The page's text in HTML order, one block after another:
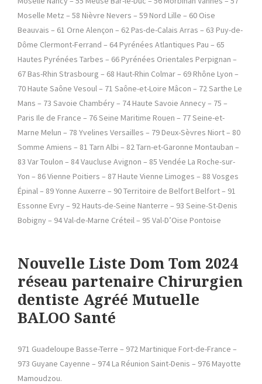
Moselle Metz – 58 Nièvre Nevers – 59 Nord Lille – 60 Oise
Beauvais – 61 Orne Alençon – 62 Pas-de-Calais Arras – 63 Puy-de-
Dôme Clermont-Ferrand – 64 Pyrénées Atlantiques Pau – 65
Hautes Pyrénées Tarbes – 66 Pyrénées Orientales Perpignan –
67 Bas-Rhin Strasbourg – 68 Haut-Rhin Colmar – 69 Rhône Lyon –
70 Haute Saône Vesoul – 71 Saône-et-Loire Mâcon – 72 Sarthe Le
Mans – 73 Savoie Chambéry – 74 Haute Savoie Annecy – 75 –
Paris Ile de France – 76 Seine Maritime Rouen – 77 Seine-et-
Marne Melun – 78 Yvelines Versailles – 79 Deux-Sèvres Niort – 80
Somme Amiens – 81 Tarn Albi – 82 Tarn-et-Garonne Montauban –
83 Var Toulon – 84 Vaucluse Avignon – 85 Vendée La Roche-sur-
Yon – 86 Vienne Poitiers – 87 Haute Vienne Limoges – 88 Vosges
Épinal – 89 Yonne Auxerre – 90 Territoire de Belfort Belfort – 91
Essonne Evry – 92 Hauts-de-Seine Nanterre – 93 Seine-St-Denis
Bobigny – 94 Val-de-Marne Créteil – 95 Val-D’Oise Pontoise
Nouvelle Liste Dom Tom 2024
réseau partenaire Chirurgien
dentiste Agréé Mutuelle
BALOO Santé
971 Guadeloupe Basse-Terre – 972 Martinique Fort-de-France –
973 Guyane Cayenne – 974 La Réunion Saint-Denis – 976 Mayotte
Mamoudzou.